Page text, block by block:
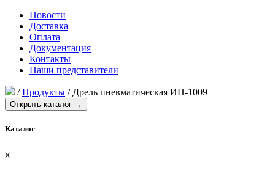
Новости
Доставка
Оплата
Документация
Контакты
Наши представители
/Продукты / Дрель пневматическая ИП-1009
Открыть каталог →
Каталог
𐄂